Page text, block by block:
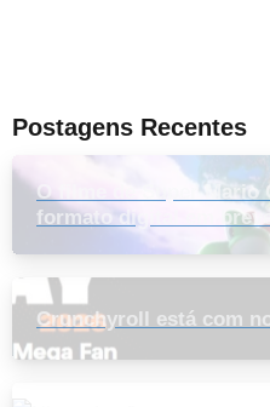
Postagens Recentes
O filme de Super Mario
formato digital em
Crunchyroll está com